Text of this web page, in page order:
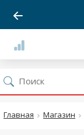
Главная Магазин